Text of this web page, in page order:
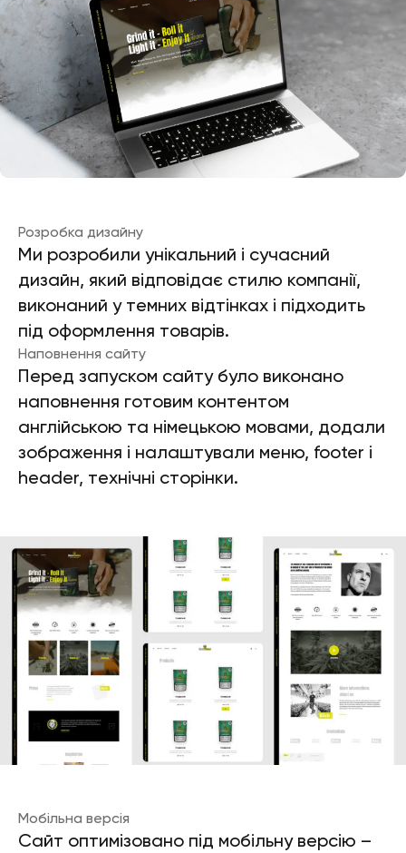
Розробка дизайну
Ми розробили унікальний і сучасний
дизайн, який відповідає стилю компанії,
виконаний у темних відтінках і підходить
під оформлення товарів.
Наповнення сайту
Перед запуском сайту було виконано
наповнення готовим контентом
англійською та німецькою мовами, додали
зображення і налаштували меню, footer і
header, технічні сторінки.
Мобільна версія
Сайт оптимізовано під мобільну версію –